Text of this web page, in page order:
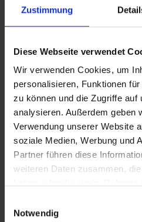
Zustimmung
Diese Webseite verwendet
Wir verwenden Cookies, um
personalisieren, Funktionen
zu können und die Zugriffe auf
analysieren. Außerdem geben
Verwendung unserer Website
soziale Medien, Werbung und
Partner führen diese
weiteren Daten zusammen,
Notwendig
Dogan Paradise
Türkische Ägäis
Grand Efe
Türkei – Özdere